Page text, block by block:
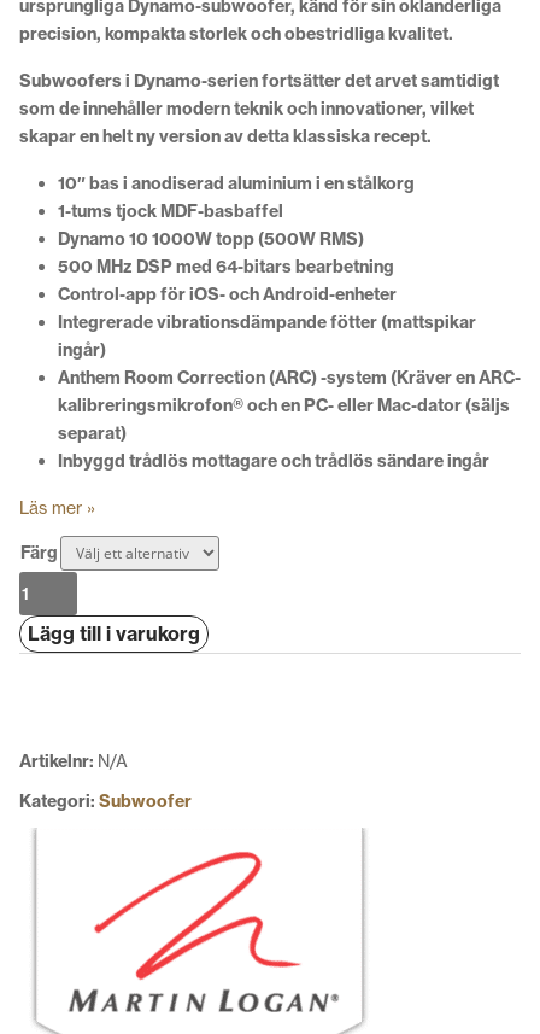
ursprungliga Dynamo-subwoofer, känd för sin oklanderliga
precision, kompakta storlek och obestridliga kvalitet.
Subwoofers i Dynamo-serien fortsätter det arvet samtidigt
som de innehåller modern teknik och innovationer, vilket
skapar en helt ny version av detta klassiska recept.
10″ bas i anodiserad aluminium i en stålkorg
1-tums tjock MDF-basbaffel
Dynamo 10 1000W topp (500W RMS)
500 MHz DSP med 64-bitars bearbetning
Control-app för iOS- och Android-enheter
Integrerade vibrationsdämpande fötter (mattspikar
ingår)
Anthem Room Correction (ARC) -system (Kräver en ARC-
kalibreringsmikrofon® och en PC- eller Mac-dator (säljs
separat)
Inbyggd trådlös mottagare och trådlös sändare ingår
Läs mer »
Färg
Martin
Logan
Dynamo
Lägg till i varukorg
Artikelnr: N/A
Kategori: Subwoofer